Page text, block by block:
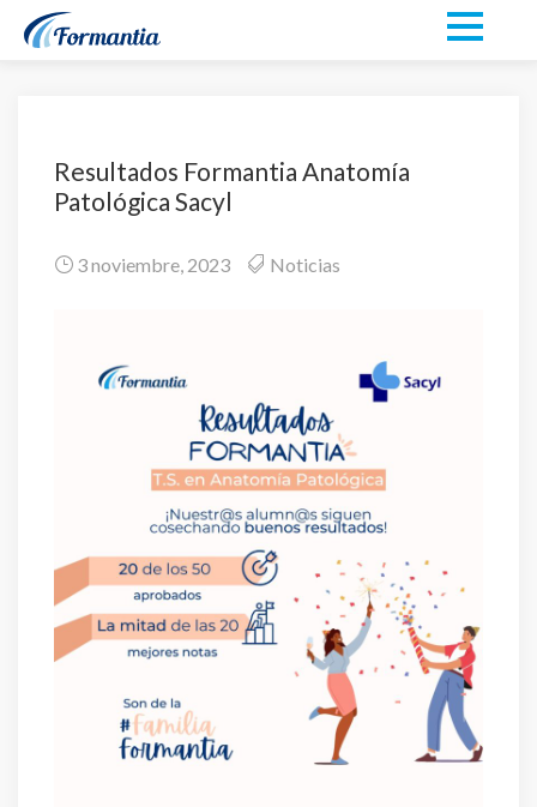
Resultados Formantia Anatomía
Patológica Sacyl
3 noviembre, 2023 Noticias